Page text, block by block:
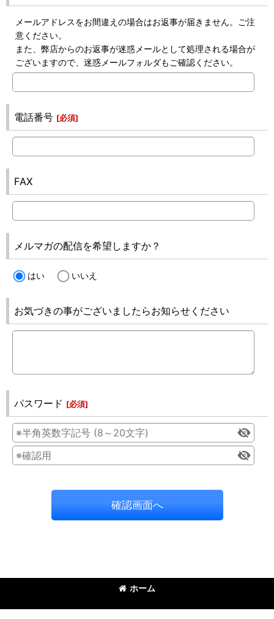
メールアドレスをお間違えの場合はお返事が届きません。ご注
意ください。
また、弊店からのお返事が迷惑メールとして処理される場合が
ございますので、迷惑メールフォルダもご確認ください。
電話番号 [必須]
FAX
メルマガの配信を希望しますか？
はい いいえ
お気づきの事がございましたらお知らせください
パスワード [必須]
確認画面へ
ホーム